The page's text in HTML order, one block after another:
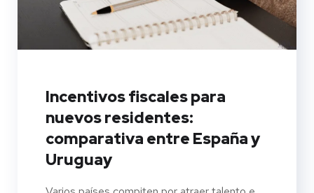
Incentivos fiscales para
nuevos residentes:
comparativa entre España y
Uruguay